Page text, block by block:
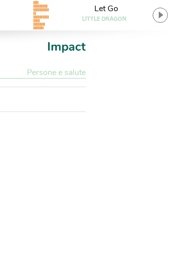
Let Go
LITTLE DRAGON
Impact
Persone e salute